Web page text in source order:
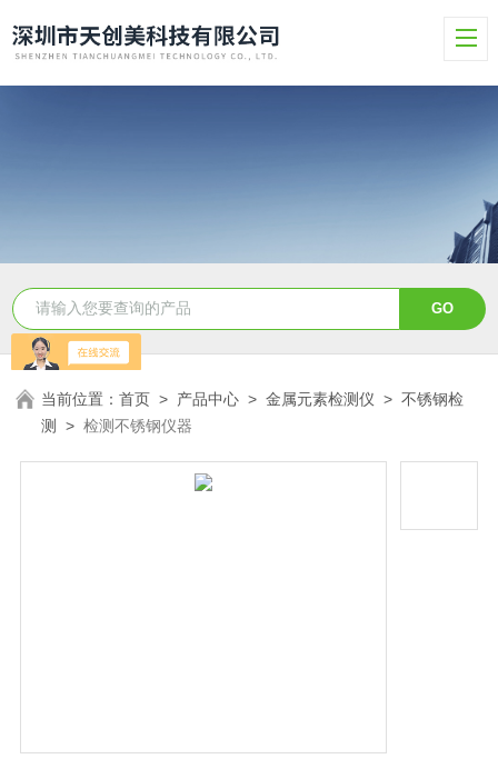
当前位置：首页 > 产品中心 >金属元素检测仪 >不锈钢检
测 >检测不锈钢仪器